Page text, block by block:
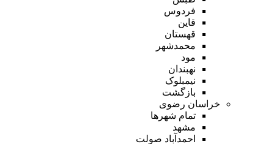
فردوس
قاین
قهستان
محمدشهر
مود
نهبندان
نیمبلوک
بازگشت
خراسان رضوی
تمام شهر‌ها
مشهد
احمدآباد صولت